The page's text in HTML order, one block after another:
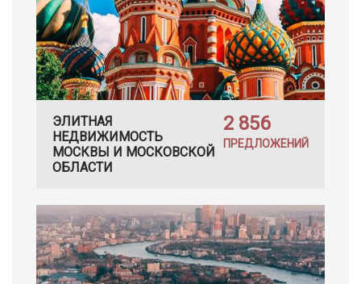
ЭЛИТНАЯ
НЕДВИЖИМОСТЬ
МОСКВЫ И МОСКОВСКОЙ
ОБЛАСТИ
2 856
ПРЕДЛОЖЕНИЙ